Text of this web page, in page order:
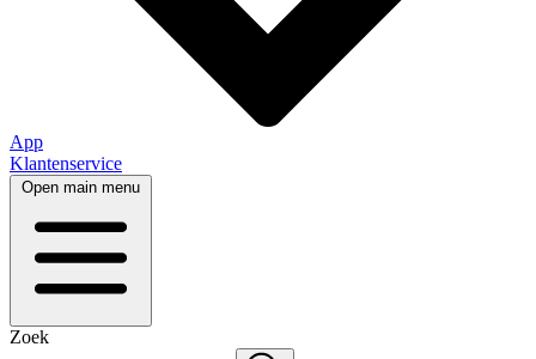
App
Klantenservice
Open main menu
Zoek